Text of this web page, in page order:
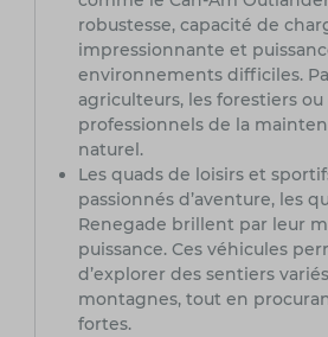
robustesse, capacité de
impressionnante et
environnements difficiles.
agriculteurs, les forestiers
professionnels de la
naturel.
Les quads de loisirs et
passionnés d’aventure, les
Renegade brillent par leur
puissance. Ces véhicules
d’explorer des sentiers
montagnes, tout en
fortes.